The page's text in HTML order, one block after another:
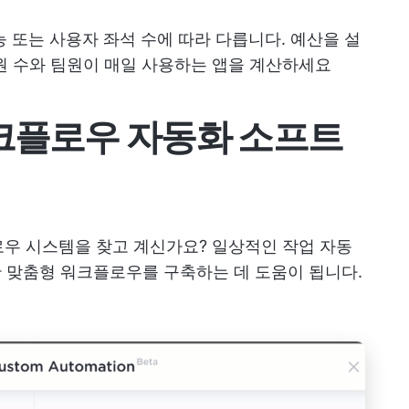
또는 사용자 좌석 수에 따라 다릅니다. 예산을 설
수와 팀원이 매일 사용하는 앱을 계산하세요
로우 자동화 소프트
시스템을 찾고 계신가요? 일상적인 작업 자동
춤형 워크플로우를 구축하는 데 도움이 됩니다.